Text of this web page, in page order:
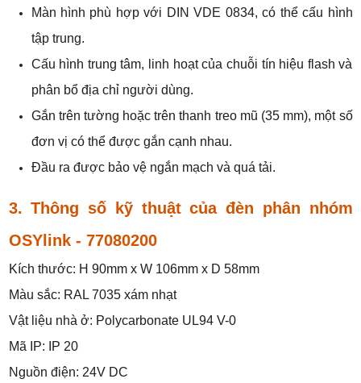
Màn hình phù hợp với DIN VDE 0834, có thể cấu hình
tập trung.
Cấu hình trung tâm, linh hoạt của chuỗi tín hiệu flash và
phân bổ địa chỉ người dùng.
Gắn trên tường hoặc trên thanh treo mũ (35 mm), một số
đơn vị có thể được gắn cạnh nhau.
Đầu ra được bảo vệ ngắn mạch và quá tải.
3. Thông số kỹ thuật của đèn phân nhóm
OSYlink - 77080200
Kích thước: H 90mm x W 106mm x D 58mm
Màu sắc: RAL 7035 xám nhạt
Vật liệu nhà ở: Polycarbonate UL94 V-0
Mã IP: IP 20
Nguồn điện: 24V DC